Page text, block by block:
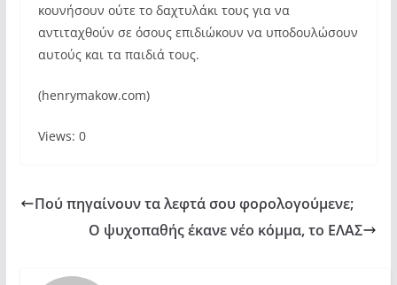
κουνήσουν ούτε το δαχτυλάκι τους για να
αντιταχθούν σε όσους επιδιώκουν να υποδουλώσουν
αυτούς και τα παιδιά τους.
(henrymakow.com)
Views: 0
Πού πηγαίνουν τα λεφτά σου φορολογούμενε;
Ο ψυχοπαθής έκανε νέο κόμμα, το ΕΛΑΣ